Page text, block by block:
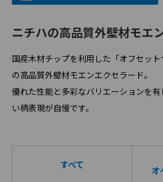
ニチハの高品質外壁材モエ
国産木材チップを利用した「オフセッ
の高品質外壁材モエンエクセラード。
優れた性能と多彩なバリエーションを
い柄表現が自慢です。
すべて
オ